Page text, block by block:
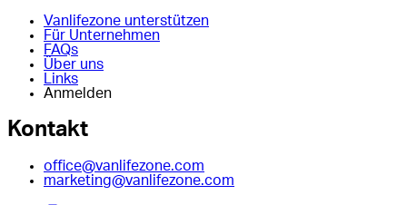
Vanlifezone unterstützen
Für Unternehmen
FAQs
Über uns
Links
Anmelden
Kontakt
office@vanlifezone.com
marketing@vanlifezone.com